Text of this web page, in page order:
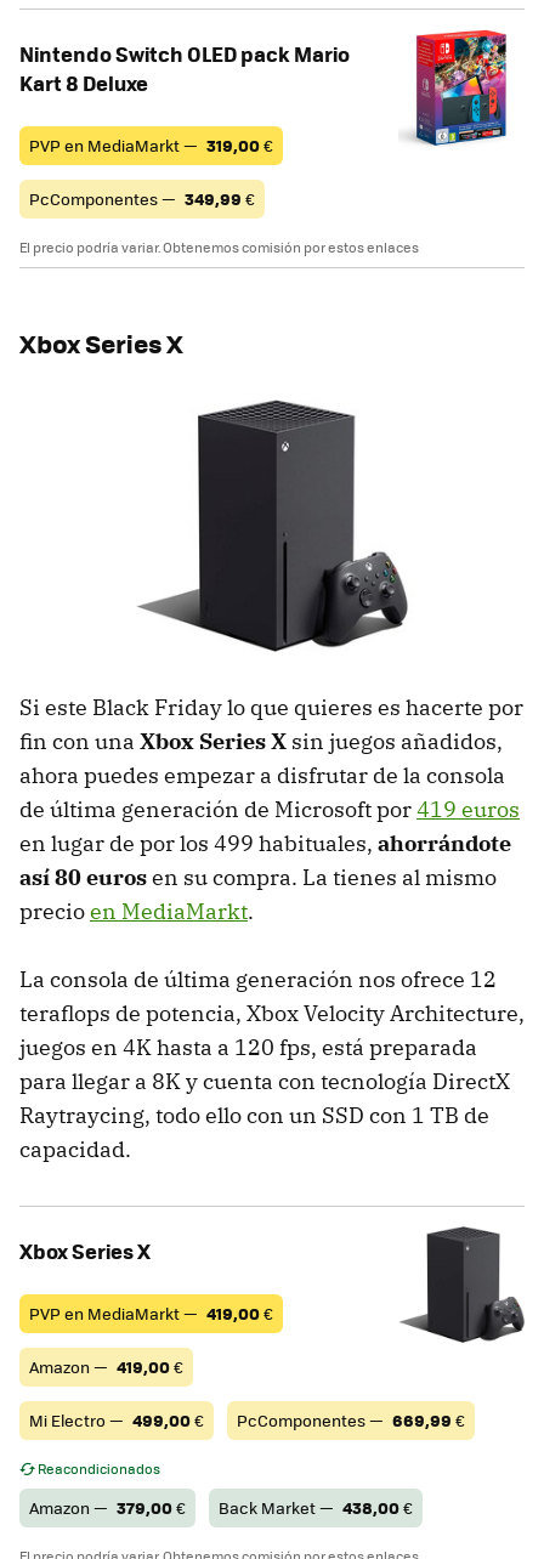
Nintendo Switch OLED pack Mario
Kart 8 Deluxe
PVP en MediaMarkt — 319,00€
PcComponentes — 349,99 €
El precio podría variar. Obtenemos comisión por estos enlaces
Xbox Series X
Si este Black Friday lo que quieres es hacerte por
fin con una Xbox Series X sin juegos añadidos,
ahora puedes empezar a disfrutar de la consola
de última generación de Microsoft por419 euros
en lugar de por los 499 habituales, ahorrándote
así 80 eurosen su compra. La tienes al mismo
precioen MediaMarkt.
La consola de última generación nos ofrece 12
teraflops de potencia, Xbox Velocity Architecture,
juegos en 4K hasta a 120 fps, está preparada
para llegar a 8K y cuenta con tecnología DirectX
Raytraycing, todo ello con un SSD con 1 TB de
capacidad.
Xbox Series X
PVP en MediaMarkt — 419,00€
Amazon — 419,00€
Mi Electro — 499,00€ PcComponentes — 669,99 €
Reacondicionados
Amazon — 379,00€ Back Market — 438,00€